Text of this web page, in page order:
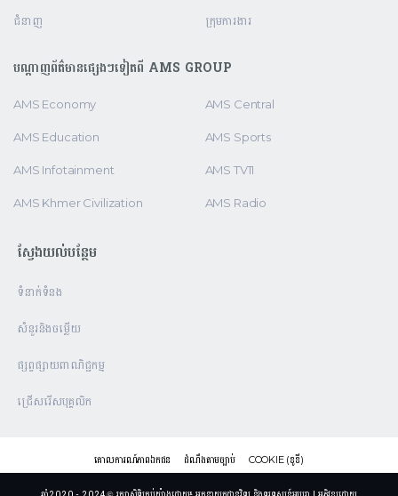
ជំនាញ ក្រុមការងារ
បណ្តាញព័ត៌មានផ្សេងៗទៀតពី AMS GROUP
AMS Economy
AMS Education
AMS Infotainment
AMS Khmer Civilization
AMS Central
AMS Sports
AMS TV11
AMS Radio
ស្វែងយល់បន្ថែម
ទំនាក់ទំនង
សំនួរនិងចម្លើយ
ផ្សព្វផ្សាយពាណិជ្ជកម្ម
ជ្រើសរើសបុគ្គលិក
គោលការណ៍ភាពឯកជន ដំណឹងតាមច្បាប់ COOKIE (ខូខី)